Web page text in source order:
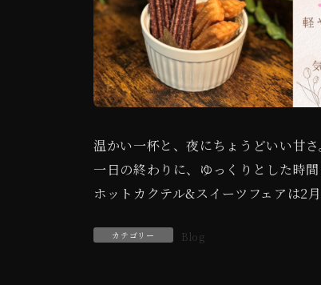
温かい一杯と、夜にちょうどいい甘さ
一日の終わりに、ゆっくりとした時間
ホットカクテル&スイーツフェアは2
カテゴリー Blog